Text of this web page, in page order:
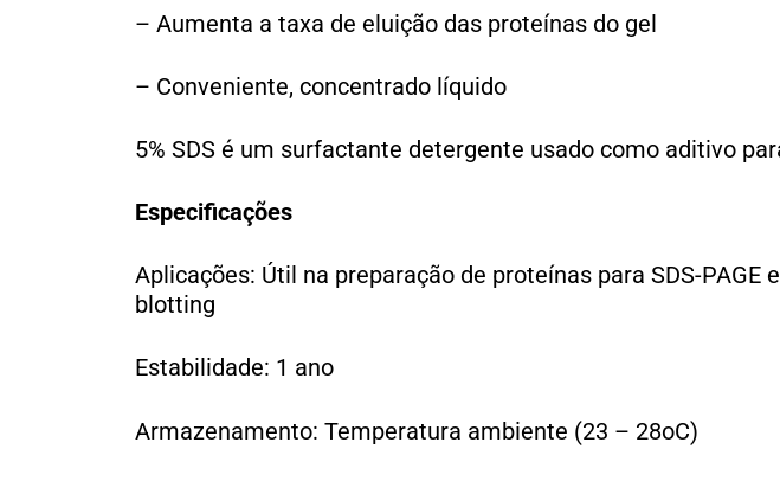
– Aumenta a taxa de eluição das proteínas do gel
– Conveniente, concentrado líquido
5% SDS é um surfactante detergente usado como aditivo
Especificações
Aplicações: Útil na preparação de proteínas para SDS-
blotting
Estabilidade: 1 ano
Armazenamento: Temperatura ambiente (23 – 28oC)